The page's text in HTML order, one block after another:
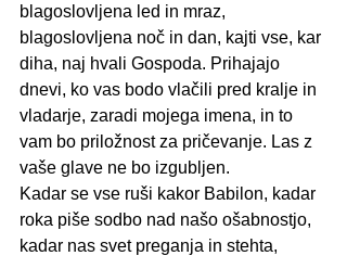
blagoslovljena led in mraz,
blagoslovljena noč in dan, kajti vse, kar
diha, naj hvali Gospoda. Prihajajo
dnevi, ko vas bodo vlačili pred kralje in
vladarje, zaradi mojega imena, in to
vam bo priložnost za pričevanje. Las z
vaše glave ne bo izgubljen.
Kadar se vse ruši kakor Babilon, kadar
roka piše sodbo nad našo ošabnostjo,
kadar nas svet preganja in stehta,